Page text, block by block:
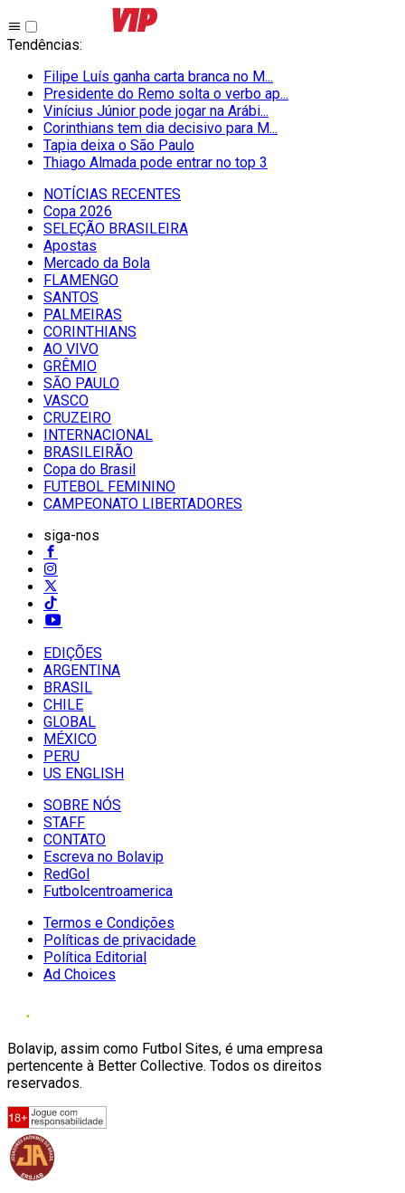
Tendências:
Filipe Luís ganha carta branca no M...
Presidente do Remo solta o verbo ap...
Vinícius Júnior pode jogar na Arábi...
Corinthians tem dia decisivo para M...
Tapia deixa o São Paulo
Thiago Almada pode entrar no top 3
NOTÍCIAS RECENTES
Copa 2026
SELEÇÃO BRASILEIRA
Apostas
Mercado da Bola
FLAMENGO
SANTOS
PALMEIRAS
CORINTHIANS
AO VIVO
GRÊMIO
SĀO PAULO
VASCO
CRUZEIRO
INTERNACIONAL
BRASILEIRÃO
Copa do Brasil
FUTEBOL FEMININO
CAMPEONATO LIBERTADORES
siga-nos
EDIÇÕES
ARGENTINA
BRASIL
CHILE
GLOBAL
MÉXICO
PERU
US ENGLISH
SOBRE NÓS
STAFF
CONTATO
Escreva no Bolavip
RedGol
Futbolcentroamerica
Termos e Condições
Políticas de privacidade
Política Editorial
Ad Choices
Bolavip, assim como Futbol Sites, é uma empresa
pertencente à Better Collective. Todos os direitos
reservados.